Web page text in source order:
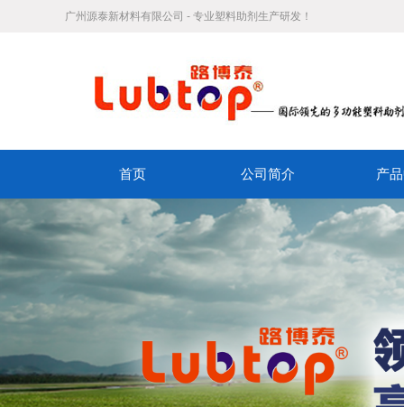
广州源泰新材料有限公司 - 专业塑料助剂生产研发！
首页 公司简介 产